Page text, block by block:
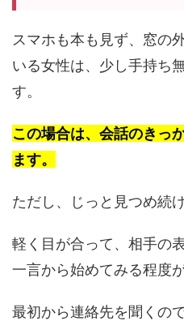
スマホも本も見ず、窓の
いる女性は、少し手持ち
す。
この場合は、会話のきっ
ます。
ただし、じっと見つめ続
軽く目が合って、相手の
一言から始めてみる程度
最初から連絡先を聞くの